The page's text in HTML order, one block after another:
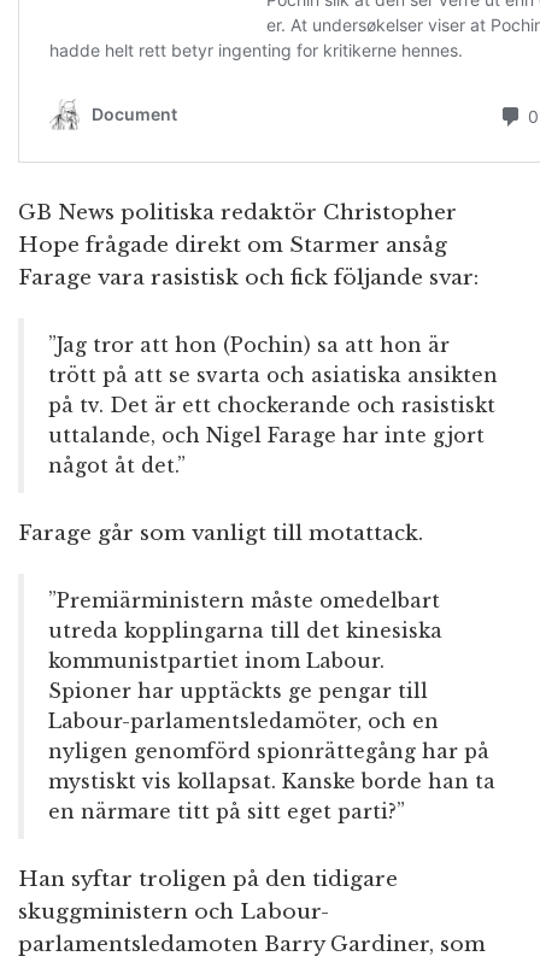
GB News politiska redaktör Christopher
Hope frågade direkt om Starmer ansåg
Farage vara rasistisk och fick följande svar:
”Jag tror att hon (Pochin) sa att hon är
trött på att se svarta och asiatiska ansikten
på tv. Det är ett chockerande och rasistiskt
uttalande, och Nigel Farage har inte gjort
något åt det.”
Farage går som vanligt till motattack.
”Premiärministern måste omedelbart
utreda kopplingarna till det kinesiska
kommunistpartiet inom Labour.
Spioner har upptäckts ge pengar till
Labour-parlamentsledamöter, och en
nyligen genomförd spionrättegång har på
mystiskt vis kollapsat. Kanske borde han ta
en närmare titt på sitt eget parti?”
Han syftar troligen på den tidigare
skuggministern och Labour-
parlamentsledamoten Barry Gardiner, som